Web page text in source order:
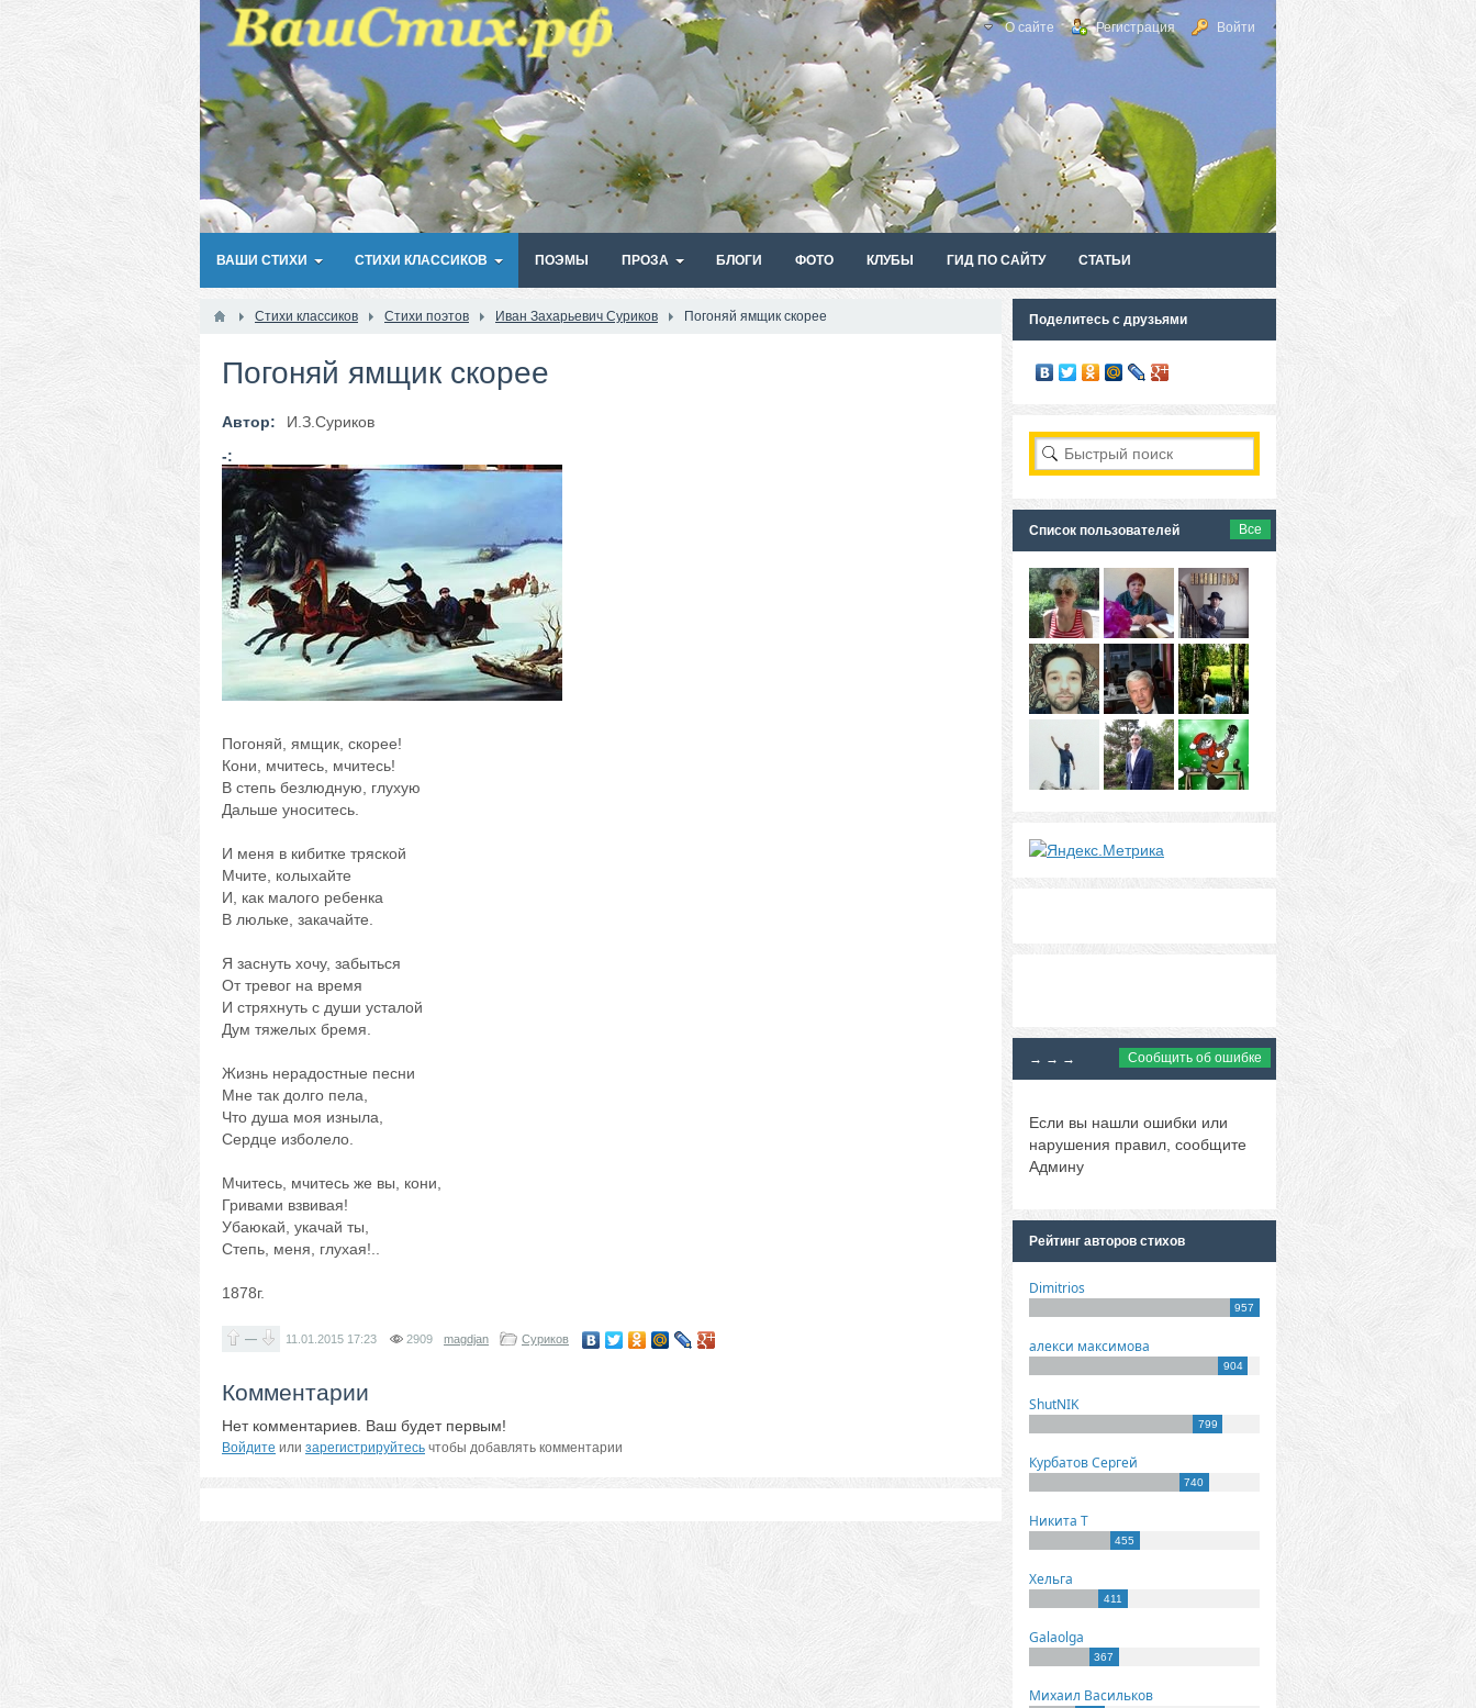
О сайте Регистрация Войти
ВАШИ СТИХИ СТИХИ КЛАССИКОВ ПОЭМЫ ПРОЗА БЛОГИ ФОТО КЛУБЫ ГИД ПО САЙТУ СТАТЬИ
Стихи классиков Стихи поэтов Иван Захарьевич Суриков Погоняй ямщик скорее
Погоняй ямщик скорее
Автор:
И.З.Суриков
-:
Погоняй, ямщик, скорее!
Кони, мчитесь, мчитесь!
В степь безлюдную, глухую
Дальше уноситесь.
И меня в кибитке тряской
Мчите, колыхайте
И, как малого ребенка
В люльке, закачайте.
Я заснуть хочу, забыться
От тревог на время
И стряхнуть с души усталой
Дум тяжелых бремя.
Жизнь нерадостные песни
Мне так долго пела,
Что душа моя изныла,
Сердце изболело.
Мчитесь, мчитесь же вы, кони,
Гривами взвивая!
Убаюкай, укачай ты,
Степь, меня, глухая!..
1878г.
— 11.01.2015 17:23 2909 magdjan Суриков
Комментарии
Нет комментариев. Ваш будет первым!
Войдите или зарегистрируйтесь чтобы добавлять комментарии
Поделитесь с друзьями
Список пользователей Все
→ → → Сообщить об ошибке
Если вы нашли ошибки или
нарушения правил, сообщите
Админу
Рейтинг авторов стихов
Dimitrios
957
алекси максимова
904
ShutNIK
799
Курбатов Сергей
740
Никита Т
455
Хельга
411
Galaolga
367
Михаил Васильков